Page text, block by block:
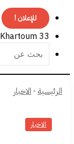
للإعلان !
Khartoum 33
الرئيسية-الاخبار
الاخبار